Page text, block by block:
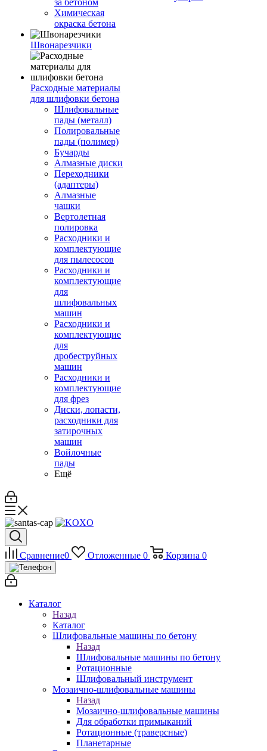
за бетоном
Химическая
окраска бетона
Швонарезчики
Расходные материалы
для шлифовки бетона
Шлифовальные
пады (металл)
Полировальные
пады (полимер)
Бучарды
Алмазные диски
Переходники
(адаптеры)
Алмазные
чашки
Вертолетная
полировка
Расходники и
комплектующие
для пылесосов
Расходники и
комплектующие
для
шлифовальных
машин
Расходники и
комплектующие
для
дробеструйных
машин
Расходники и
комплектующие
для фрез
Диски, лопасти,
расходники для
затирочных
машин
Войлочные
пады
Ещё
Сравнение0 Отложенные 0 Корзина 0
Каталог
Назад
Каталог
Шлифовальные машины по бетону
Назад
Шлифовальные машины по бетону
Ротационные
Шлифовальный инструмент
Мозаично-шлифовальные машины
Назад
Мозаично-шлифовальные машины
Для обработки примыканий
Ротационные (траверсные)
Планетарные